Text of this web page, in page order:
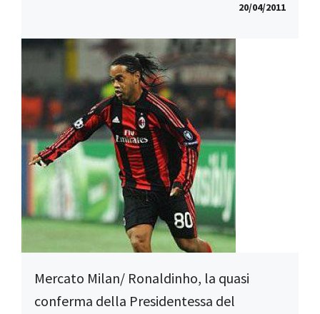
20/04/2011
Mercato Milan/ Ronaldinho, la quasi
conferma della Presidentessa del